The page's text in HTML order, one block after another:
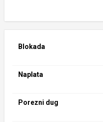
Blokada
Naplata
Porezni dug